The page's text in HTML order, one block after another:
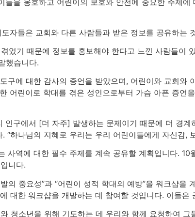
들을 옹호하고 어린이의 보호와 안전에 중요한 주제
자들은 교회와 다른 사람들과 받은 정보를 공유하는
었기 때문에 정보를 홍보해야 한다고 느낀 사람들이
했습니다.
구에 대한 감사의 증언을 받았으며, 어린이와 교회와
어린이로 학대를 겪은 성인으로부터 가슴 아픈 증언
인구에서 [더 자주] 발생하는 문제이기 때문에 더 경
“하나님의 지혜로 우리는 우리 어린이들에게 자신감,
사역에 대한 필수 주제를 계속 공유할 계획입니다.
니다.
의 중요성”과 “어린이 성적 학대의 예방”을 워크샵
대한 워크샵을 개발하는 데 참여할 것입니다. 이들은
청소년을 위해 기도하는 데 우리와 함께 요청하여